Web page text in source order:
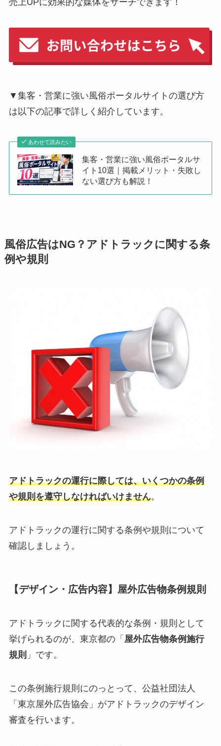
売上UPに効果的な媒体をサーチできます！
▼集客・営業に強い風俗ポータルサイトの選び方
は以下の記事で詳しく紹介しています。
あわせて読みたい
集客・営業に強い風俗ポータルサ
イト10選｜掲載メリット・失敗し
ない選び方も解説！
風俗広告はNG？アドトラックに関する条
例や規則
アドトラックの運行に際しては、いくつかの条例
や規則を遵守しなければいけません。
アドトラックの運行に関する条例や規則について
確認しましょう。
【デザイン・広告内容】屋外広告物条例規則
アドトラックに関する代表的な条例・規則として
挙げられるのが、東京都の「 屋外広告物条例施行
規則 」です。
この条例施行規則にのっとって、公益社団法人
「東京屋外広告協会」がアドトラックのデザイン
審査を行います。